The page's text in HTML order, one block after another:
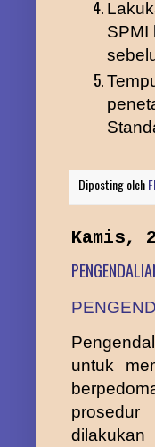
SPMI
Diposting oleh
Kamis,
untuk